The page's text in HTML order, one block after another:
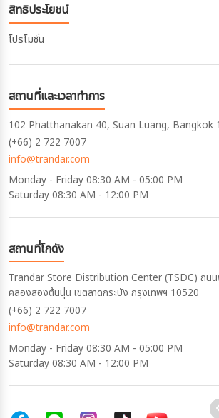
สิทธิประโยชน์
โปรโมชั่น
สถานที่และเวลาทำการ
102 Phatthanakan 40, Suan Luang, Bangkok
(+66) 2 722 7007
info@trandar.com
Monday - Friday 08:30 AM - 05:00 PM
Saturday 08:30 AM - 12:00 PM
สถานที่โกดัง
Trandar Store Distribution Center (TSDC) ถน
คลองสองต้นนุ่น เขตลาดกระบัง กรุงเทพฯ 10520
(+66) 2 722 7007
info@trandar.com
Monday - Friday 08:30 AM - 05:00 PM
Saturday 08:30 AM - 12:00 PM